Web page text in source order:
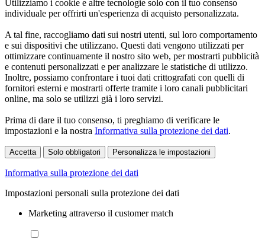
Utilizziamo i cookie e altre tecnologie solo con il tuo consenso
individuale per offrirti un'esperienza di acquisto personalizzata.
A tal fine, raccogliamo dati sui nostri utenti, sul loro comportamento
e sui dispositivi che utilizzano. Questi dati vengono utilizzati per
ottimizzare continuamente il nostro sito web, per mostrarti pubblicità
e contenuti personalizzati e per analizzare le statistiche di utilizzo.
Inoltre, possiamo confrontare i tuoi dati crittografati con quelli di
fornitori esterni e mostrarti offerte tramite i loro canali pubblicitari
online, ma solo se utilizzi già i loro servizi.
Prima di dare il tuo consenso, ti preghiamo di verificare le
impostazioni e la nostra Informativa sulla protezione dei dati.
Accetta Solo obbligatori Personalizza le impostazioni
Informativa sulla protezione dei dati
Impostazioni personali sulla protezione dei dati
Marketing attraverso il customer match